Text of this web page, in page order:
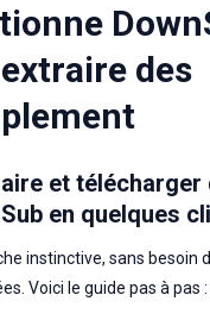
des
et télécharger
en quelques
instinctive, sans besoin
Voici le guide pas à pas :